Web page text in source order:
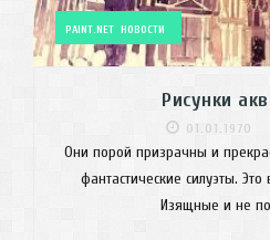
PAINT.NET НОВОСТИ
Рисунки
01.01.1970
Они порой призрачны и
фантастические силуэты.
Изящные и не